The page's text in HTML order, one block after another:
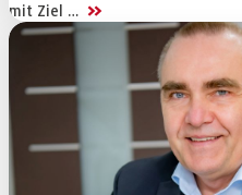
mit Ziel … >>